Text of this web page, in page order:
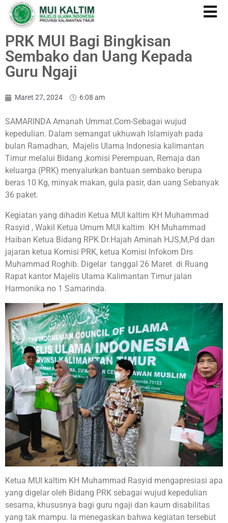
PRK MUI Bagi Bingkisan
Sembako dan Uang Kepada
Guru Ngaji
Maret 27, 2024 6:08 am
SAMARINDA Amanah Ummat.Com-Sebagai wujud
kepedulian. Dalam semangat ukhuwah Islamiyah pada
bulan Ramadhan, Majelis Ulama Indonesia kalimantan
Timur melalui Bidang ,komisi Perempuan, Remaja dan
keluarga (PRK) menyalurkan bantuan sembako berupa
beras 10 Kg, minyak makan, gula pasir, dan uang Sebanyak
36 paket.
Kegiatan yang dihadiri Ketua MUI kaltim KH Muhammad
Rasyid , Wakil Ketua Umum MUI kaltim KH Muhammad
Haiban Ketua Bidang RPK Dr.Hajah Aminah HJS,M,Pd dan
jajaran ketua Komisi PRK, ketua Komisi Infokom Drs
Muhammad Roghib. Digelar tanggal 26 Maret di Ruang
Rapat kantor Majelis Ulama Kalimantan Timur jalan
Harmonika no 1 Samarinda.
Ketua MUI kaltim KH Muhammad Rasyid mengapresiasi apa
yang digelar oleh Bidang PRK sebagai wujud kepedulian
sesama, khususnya bagi guru ngaji dan kaum disabilitas
yang tak mampu. Ia menegaskan bahwa kegiatan tersebut